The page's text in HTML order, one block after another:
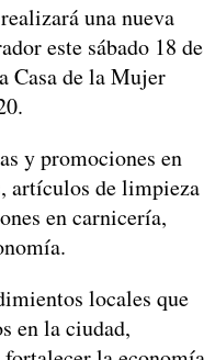
una nueva
este sábado 18 de
Casa de la Mujer
y promociones en
artículos de limpieza
en carnicería,
locales que
en la ciudad,